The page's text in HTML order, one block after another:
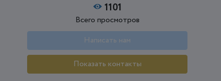
1101
Всего просмотров
Написать нам
Показать контакты